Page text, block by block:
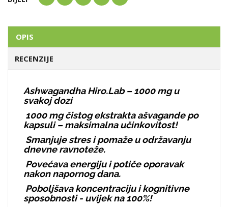
OPIS
RECENZIJE
Ashwagandha Hiro.Lab – 1000 mg u
svakoj dozi
1000 mg čistog ekstrakta ašvagande po
kapsuli – maksimalna učinkovitost!
Smanjuje stres i pomaže u održavanju
dnevne ravnoteže.
Povećava energiju i potiče oporavak
nakon napornog dana.
Poboljšava koncentraciju i kognitivne
sposobnosti - uvijek na 100%!